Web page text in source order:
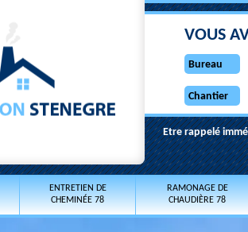
VOUS
Bureau
Chantier
Etre rappelé
ENTRETIEN DE
CHEMINÉE 78
RAMONAGE DE
CHAUDIÈRE 78